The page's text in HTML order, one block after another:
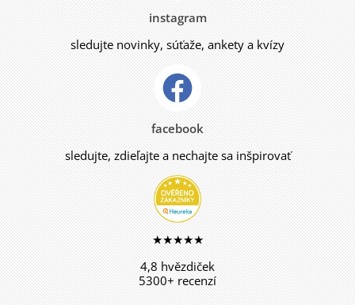
instagram
sledujte novinky, súťaže, ankety a kvízy
facebook
sledujte, zdieľajte a nechajte sa inšpirovať
★★★★★
4,8 hvězdiček
5300+ recenzí